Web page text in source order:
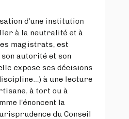
d’une institution
à la neutralité et à
magistrats, est
autorité et son
expose ses décisions
à une lecture
à tort ou à
l’énoncent la
du Conseil